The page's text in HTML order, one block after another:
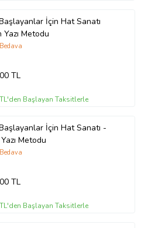
İçin Hat Sanatı
Yazı Metodu
TL
Başlayan Taksitlerle
İçin Hat Sanatı -
Metodu
TL
Başlayan Taksitlerle